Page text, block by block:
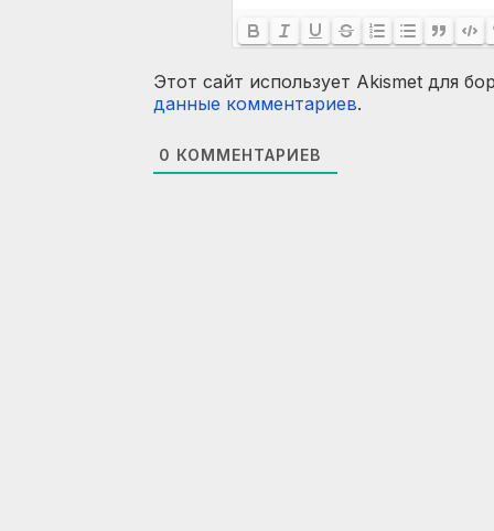
Этот сайт использует Akismet для
данные комментариев.
0 КОММЕНТАРИЕВ